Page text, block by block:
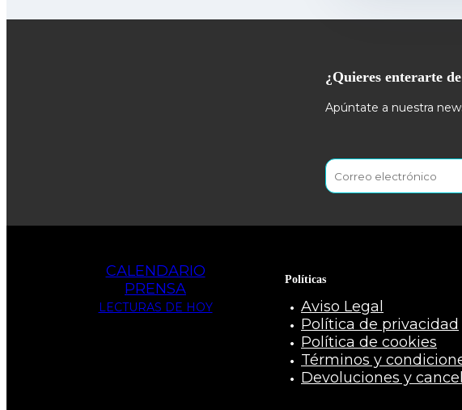
¿Quieres enterarte
Apúntate a nuestra
CALENDARIO
PRENSA
LECTURAS DE HOY
Políticas
Aviso Legal
Política de privacidad
Política de cookies
Términos y
Devoluciones y